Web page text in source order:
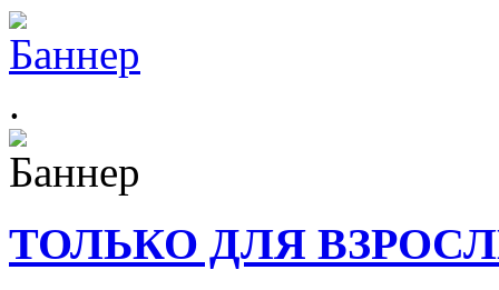
.
ТОЛЬКО ДЛЯ